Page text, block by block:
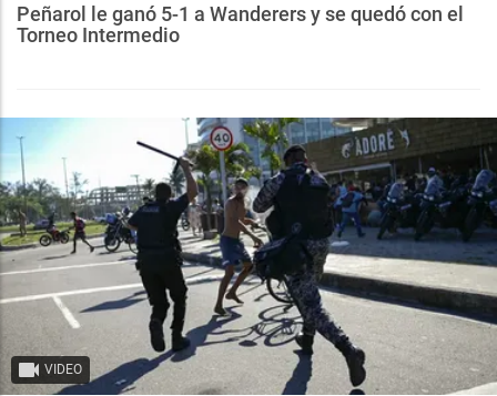
Peñarol le ganó 5-1 a Wanderers y se quedó con el
Torneo Intermedio
VIDEO